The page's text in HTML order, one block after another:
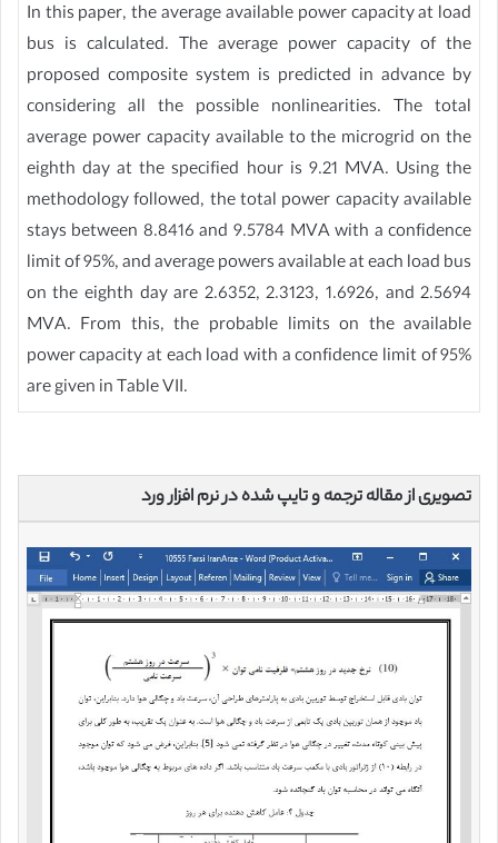
In this paper, the average available power capacity at load
bus is calculated. The average power capacity of the
proposed composite system is predicted in advance by
considering all the possible nonlinearities. The total
average power capacity available to the microgrid on the
eighth day at the specified hour is 9.21 MVA. Using the
methodology followed, the total power capacity available
stays between 8.8416 and 9.5784 MVA with a confidence
limit of 95%, and average powers available at each load bus
on the eighth day are 2.6352, 2.3123, 1.6926, and 2.5694
MVA. From this, the probable limits on the available
power capacity at each load with a confidence limit of 95%
are given in Table VII.
تصویری از مقاله ترجمه و تایپ شده در نرم افزار ورد